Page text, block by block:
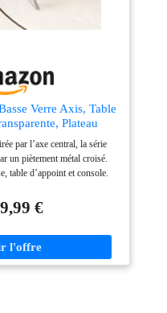
Verre Axis, Table
Plateau
Tubulaires en Métal
Moderne, pour
Maison
par l’axe central, la série
un piètement métal croisé.
table d’appoint et console.
en verre trempé de 8 mm
chaleur, à l'usure et endurant.
chocs accidentels. 【Espace
Avec un plateau généreux de
€